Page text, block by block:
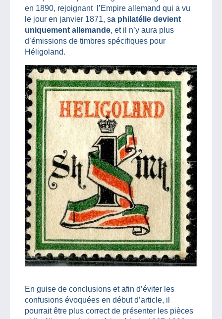
en 1890, rejoignant l’Empire allemand qui a vu
le jour en janvier 1871, sa philatélie devient
uniquement allemande, et il n’y aura plus
d’émissions de timbres spécifiques pour
Héligoland.
En guise de conclusions et afin d’éviter les
confusions évoquées en début d’article, il
pourrait être plus correct de présenter les pièces